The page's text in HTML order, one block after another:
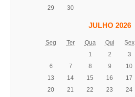
29
30
JULHO 2026
Seg Ter Qua Qui Sex
1
2 3
6
7 8 9 10
13
14 15 16 17
20
21 22 23 24